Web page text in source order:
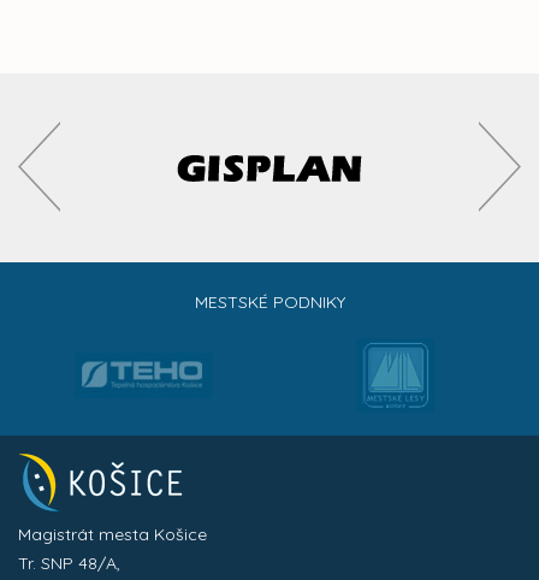
MESTSKÉ PODNIKY
Magistrát mesta Košice
Tr. SNP 48/A,